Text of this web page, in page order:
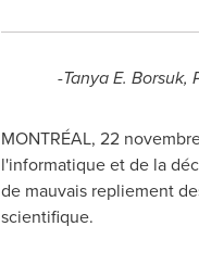
-Tanya E.
MONTRÉAL, 22
l'informatique et de la
de mauvais repliement
scientifique.